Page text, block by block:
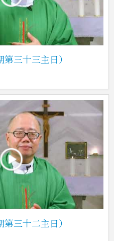
三十三主日）
三十二主日）